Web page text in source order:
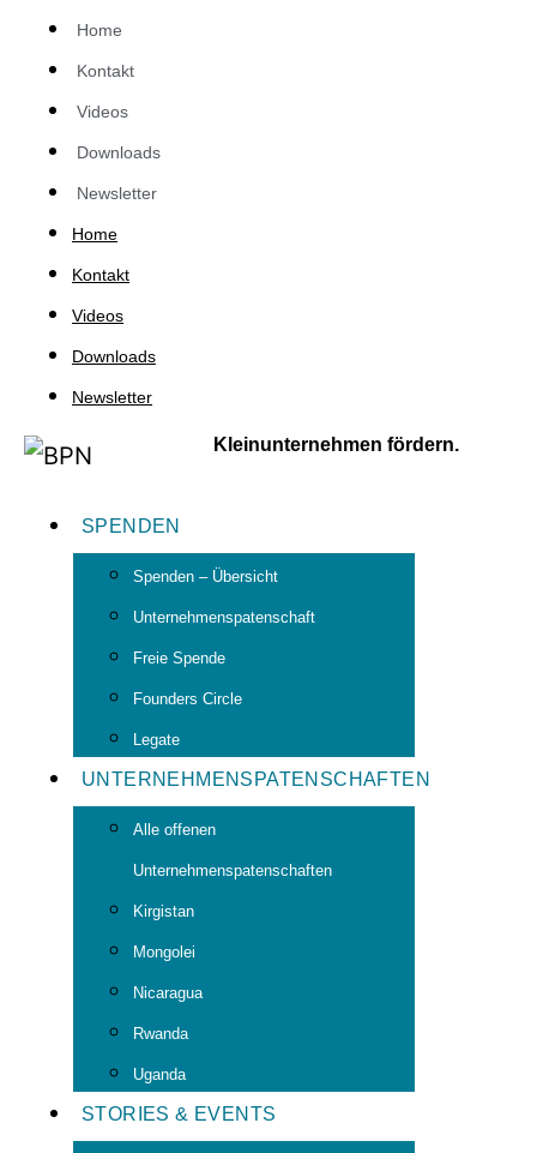
Home
Kontakt
Videos
Downloads
Newsletter
Home
Kontakt
Videos
Downloads
Newsletter
Kleinunternehmen fördern.
SPENDEN
Spenden – Übersicht
Unternehmenspatenschaft
Freie Spende
Founders Circle
Legate
UNTERNEHMENSPATENSCHAFTEN
Alle offenen
Unternehmenspatenschaften
Kirgistan
Mongolei
Nicaragua
Rwanda
Uganda
STORIES & EVENTS